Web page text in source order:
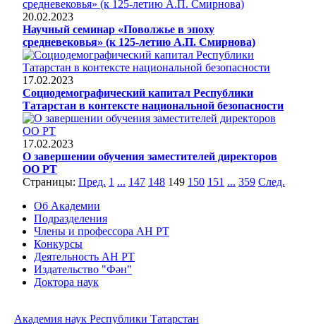
20.02.2023
Научный семинар «Поволжье в эпоху
средневековья» (к 125-летию А.П. Смирнова)
17.02.2023
Социодемографический капитал Республики
Татарстан в контексте национальной безопасности
17.02.2023
О завершении обучения заместителей директоров
ОО РТ
Страницы: Пред. 1 ... 147 148 149 150 151 ... 359 След.
Об Академии
Подразделения
Члены и профессора АН РТ
Конкурсы
Деятельность АН РТ
Издательство "Фән"
Доктора наук
Академия наук Республики Татарстан